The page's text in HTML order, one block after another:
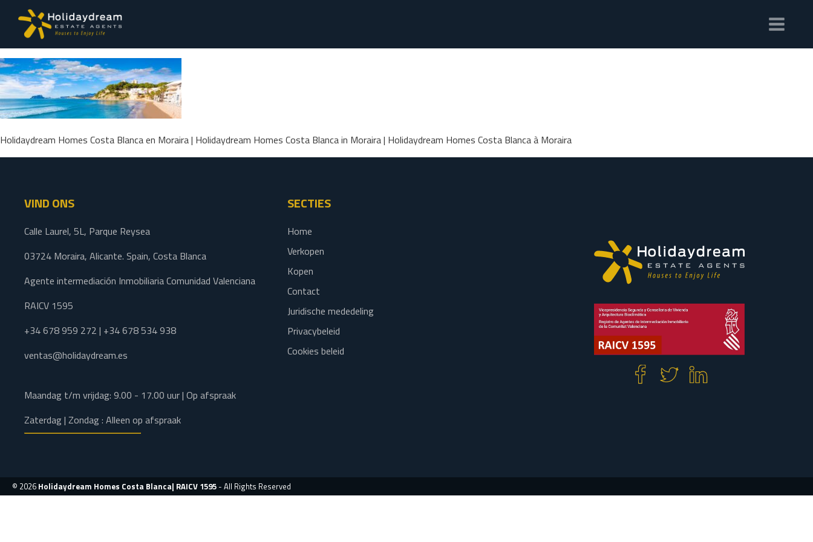
Holidaydream Homes Costa Blanca en Moraira | Holidaydream Homes Costa Blanca in Moraira | Holidaydream Homes Costa Blanca à Moraira
VIND ONS
Calle Laurel, 5L, Parque Reysea
03724 Moraira, Alicante. Spain, Costa Blanca
Agente intermediación Inmobiliaria Comunidad Valenciana
RAICV 1595
+34 678 959 272 | +34 678 534 938
ventas@holidaydream.es
Maandag t/m vrijdag: 9.00 - 17.00 uur | Op afspraak
Zaterdag | Zondag : Alleen op afspraak
SECTIES
Home
Verkopen
Kopen
Contact
Juridische mededeling
Privacybeleid
Cookies beleid
© 2026 Holidaydream Homes Costa Blanca| RAICV 1595 - All Rights Reserved